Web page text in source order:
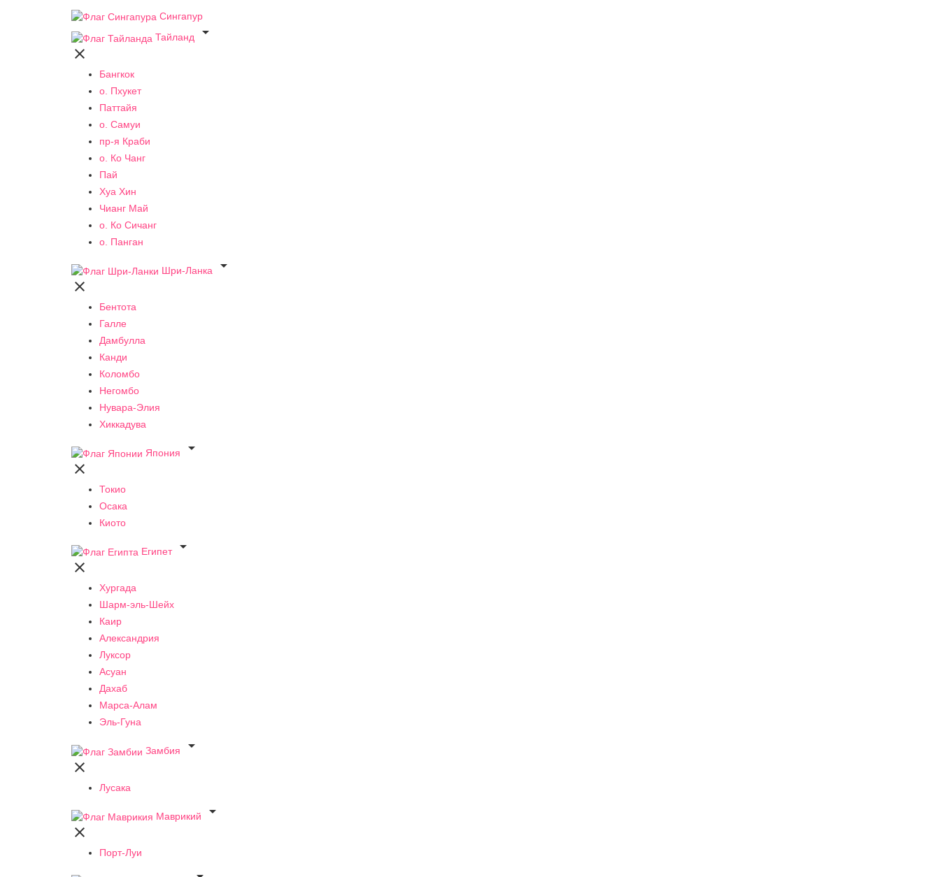
Сингапур
Тайланд


Бангкок
о. Пхукет
Паттайя
о. Самуи
пр-я Краби
о. Ко Чанг
Пай
Хуа Хин
Чианг Май
о. Ко Сичанг
о. Панган
Шри-Ланка


Бентота
Галле
Дамбулла
Канди
Коломбо
Негомбо
Нувара-Элия
Хиккадува
Япония


Токио
Осака
Киото
Египет


Хургада
Шарм-эль-Шейх
Каир
Александрия
Луксор
Асуан
Дахаб
Марса-Алам
Эль-Гуна
Замбия


Лусака
Маврикий


Порт-Луи